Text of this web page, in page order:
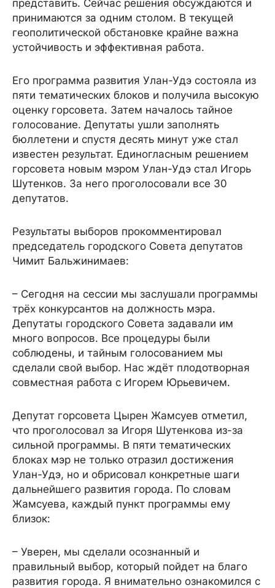
представить. Сейчас решения обсуждаются и
принимаются за одним столом. В текущей
геополитической обстановке крайне важна
устойчивость и эффективная работа.
Его программа развития Улан-Удэ состояла из
пяти тематических блоков и получила высокую
оценку горсовета. Затем началось тайное
голосование. Депутаты ушли заполнять
бюллетени и спустя десять минут уже стал
известен результат. Единогласным решением
горсовета новым мэром Улан-Удэ стал Игорь
Шутенков. За него проголосовали все 30
депутатов.
Результаты выборов прокомментировал
председатель городского Совета депутатов
Чимит Бальжинимаев:
– Сегодня на сессии мы заслушали программы
трёх конкурсантов на должность мэра.
Депутаты городского Совета задавали им
много вопросов. Все процедуры были
соблюдены, и тайным голосованием мы
сделали свой выбор. Нас ждёт плодотворная
совместная работа с Игорем Юрьевичем.
Депутат горсовета Цырен Жамсуев отметил,
что проголосовал за Игоря Шутенкова из-за
сильной программы. В пяти тематических
блоках мэр не только отразил достижения
Улан-Удэ, но и обрисовал конкретные шаги
дальнейшего развития города. По словам
Жамсуева, каждый пункт программы ему
близок:
– Уверен, мы сделали осознанный и
правильный выбор, который пойдет на благо
развития города. Я внимательно ознакомился с